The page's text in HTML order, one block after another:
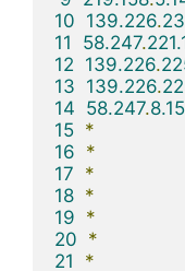
10 139.226.
11
58.247.
12 139.226.
13 139.226.
14 58.247.
15 *
16 *
17 *
18 *
19 *
20 *
21
*